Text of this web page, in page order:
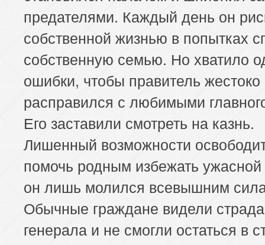
предателями. Каждый день он
собственной жизнью в попытках
собственную семью. Но хватило
ошибки, чтобы правитель жестоко
расправился с любимыми
Его заставили смотреть на казнь.
Лишенный возможности
помочь родным избежать ужасной
он лишь молился всевышним
Обычные граждане видели
генерала и не смогли остаться в